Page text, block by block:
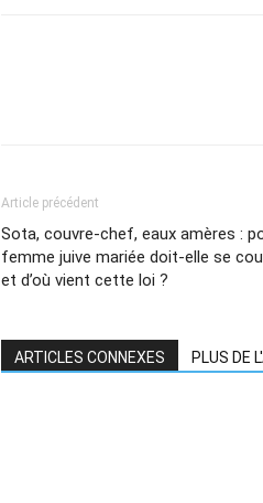
Article précédent
Sota, couvre-chef, eaux amères :
femme juive mariée doit-elle se
et d’où vient cette loi ?
ARTICLES CONNEXES PLUS DE